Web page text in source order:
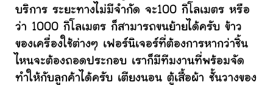
บริการ ระยะทางไม่มีจำกัด จะ100 กิโลเมตร หรือ
ว่า 1000 กิโลเมตร ก็สามารถขนย้ายได้ครับ ข้าว
ของเครื่องใช้ต่างๆ เฟอร์นิเจอร์ที่ต้องการหากว่าชิ้น
ไหนจะต้องถอดประกอบ เราก็มีทีมงานที่พร้อมจัด
ทำให้กับลูกค้าได้ครับ เตียงนอน ตู้เสื้อผ้า ชั้นวางของ